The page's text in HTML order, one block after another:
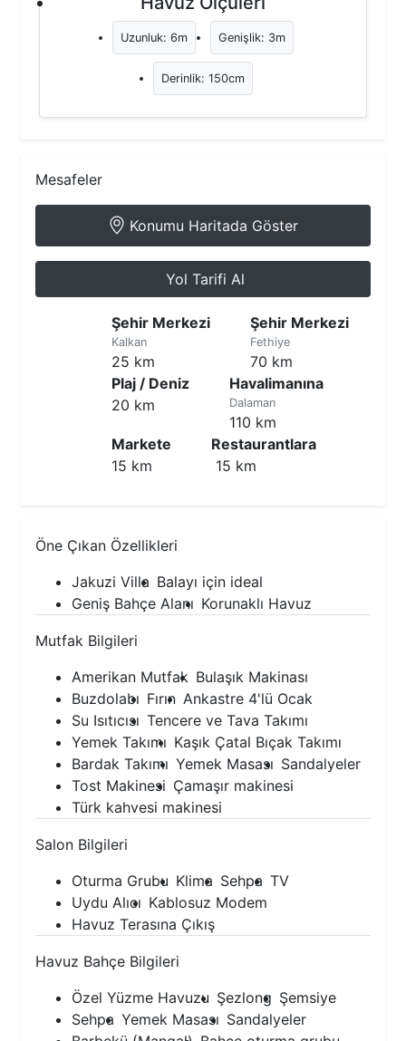
Uzunluk: 6m Genişlik: 3m
Derinlik: 150cm
Mesafeler
Konumu Haritada Göster
Yol Tarifi Al
Şehir Merkezi
Kalkan
25 km
Şehir Merkezi
Fethiye
70 km
Plaj / Deniz
20 km
Havalimanına
Dalaman
110 km
Markete
15 km
Restaurantlara
15 km
Öne Çıkan Özellikleri
Jakuzi Villa Balayı için ideal
Geniş Bahçe Alanı Korunaklı Havuz
Mutfak Bilgileri
Amerikan Mutfak Bulaşık Makinası
Buzdolabı Fırın Ankastre 4'lü Ocak
Su Isıtıcısı Tencere ve Tava Takımı
Yemek Takımı Kaşık Çatal Bıçak Takımı
Bardak Takımı Yemek Masası Sandalyeler
Tost Makinesi Çamaşır makinesi
Türk kahvesi makinesi
Salon Bilgileri
Oturma Grubu Klima Sehpa TV
Uydu Alıcı Kablosuz Modem
Havuz Terasına Çıkış
Havuz Bahçe Bilgileri
Özel Yüzme Havuzu Şezlong Şemsiye
Sehpa Yemek Masası Sandalyeler